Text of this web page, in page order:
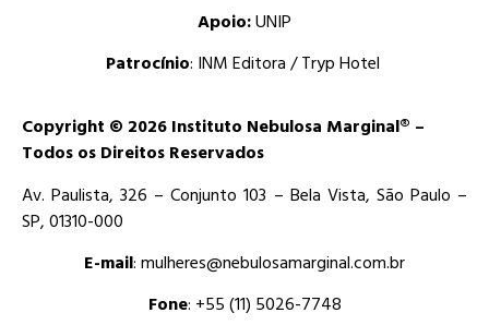
Apoio:UNIP
Patrocínio: INM Editora / Tryp Hotel
Copyright © 2026 Instituto Nebulosa Marginal® –
Todos os Direitos Reservados
Av. Paulista, 326 – Conjunto 103 – Bela Vista, São Paulo –
SP, 01310-000
E-mail: mulheres@nebulosamarginal.com.br
Fone: +55 (11) 5026-7748